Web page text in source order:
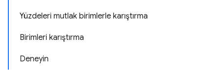
Yüzdeleri mutlak birimlerle karıştırma
Birimleri karıştırma
Deneyin